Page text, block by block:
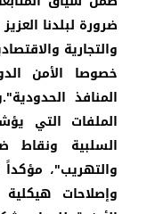
ضرورة لبلدنا
والتجارية
خصوصا الأمن
المنافذ
الملفات التي
السلبية ونقاط
والتهريب"،
وإصلاحات